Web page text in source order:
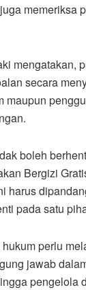
memeriksa
mengatakan,
secara
maupun
boleh
Bergizi
harus
pada satu
perlu
jawab
pengelola